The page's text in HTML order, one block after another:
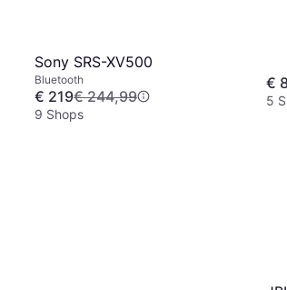
Sony SRS-XV500
Bluetooth
€ 219€ 244,99
9 Shops
€
5